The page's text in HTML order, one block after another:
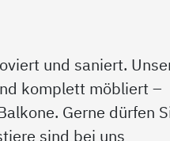
und saniert.
komplett möbliert –
Gerne dürfen
sind bei uns